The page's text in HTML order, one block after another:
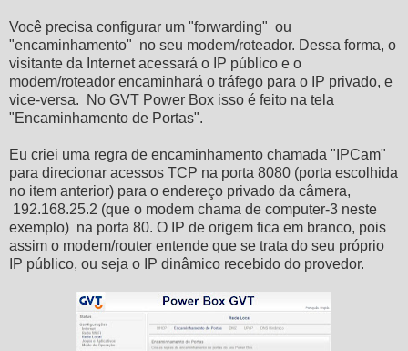
Você precisa configurar um "forwarding" ou
"encaminhamento" no seu modem/roteador. Dessa forma, o
visitante da Internet acessará o IP público e o
modem/roteador encaminhará o tráfego para o IP privado, e
vice-versa. No GVT Power Box isso é feito na tela
"Encaminhamento de Portas".
Eu criei uma regra de encaminhamento chamada "IPCam"
para direcionar acessos TCP na porta 8080 (porta escolhida
no item anterior) para o endereço privado da câmera,
192.168.25.2 (que o modem chama de computer-3 neste
exemplo) na porta 80. O IP de origem fica em branco, pois
assim o modem/router entende que se trata do seu próprio
IP público, ou seja o IP dinâmico recebido do provedor.